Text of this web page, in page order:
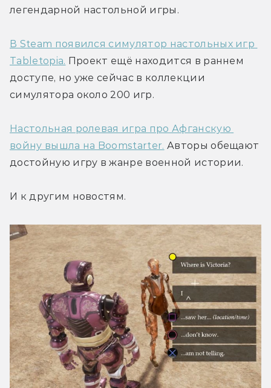
легендарной настольной игры.
В Steam появился симулятор настольных игр
Tabletopia. Проект ещё находится в раннем
доступе, но уже сейчас в коллекции
симулятора около 200 игр.
Настольная ролевая игра про Афганскую
войну вышла на Boomstarter. Авторы обещают
достойную игру в жанре военной истории.
И к другим новостям.